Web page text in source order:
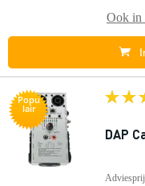
Ook in
Popu
lair
DAP